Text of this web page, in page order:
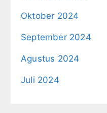
Oktober 2024
September 2024
Agustus 2024
Juli 2024